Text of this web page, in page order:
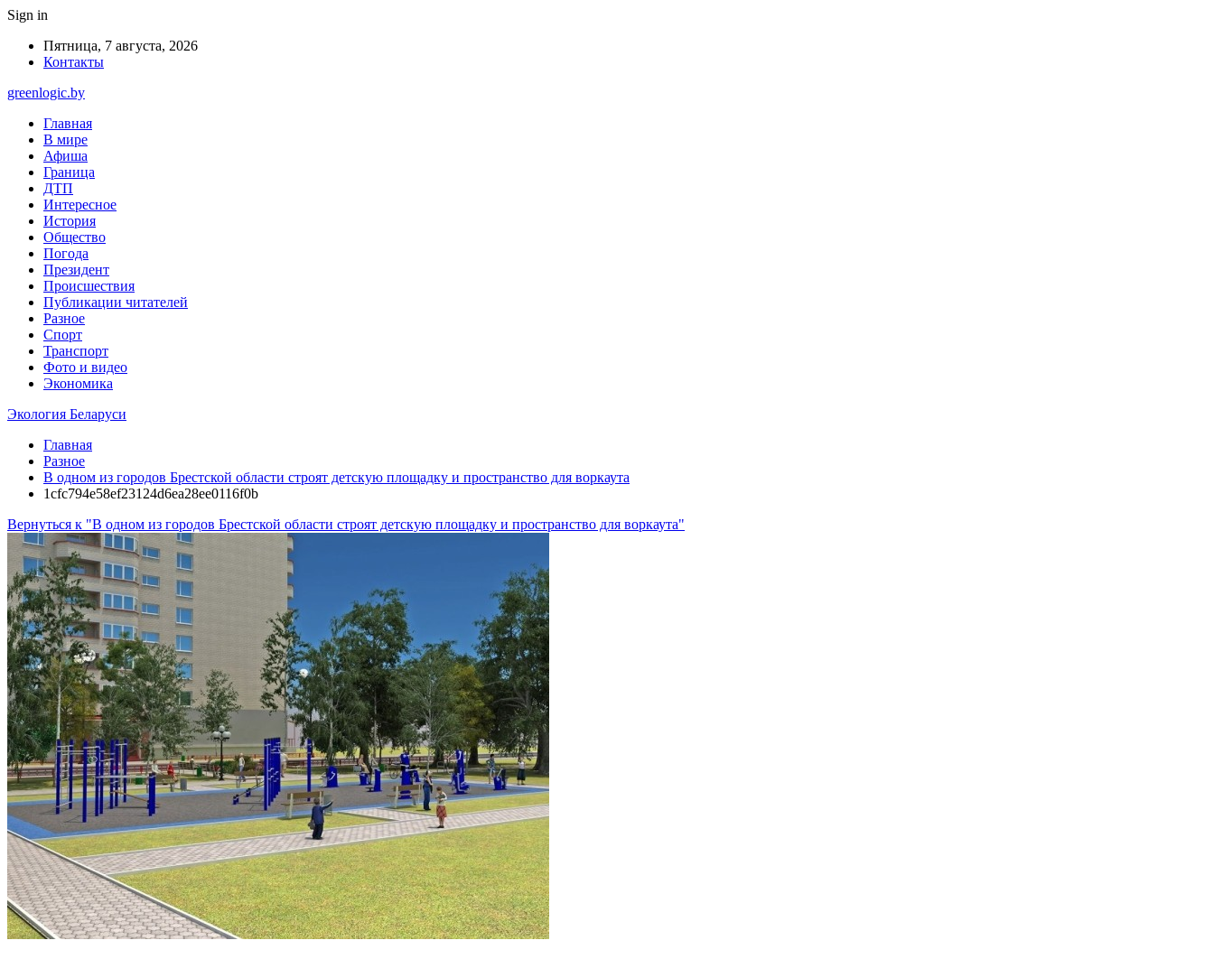
Sign in
Пятница, 7 августа, 2026
Контакты
greenlogic.by
Главная
В мире
Афиша
Граница
ДТП
Интересное
История
Общество
Погода
Президент
Происшествия
Публикации читателей
Разное
Спорт
Транспорт
Фото и видео
Экономика
Экология Беларуси
Главная
Разное
В одном из городов Брестской области строят детскую площадку и пространство для воркаута
1cfc794e58ef23124d6ea28ee0116f0b
Вернуться к "В одном из городов Брестской области строят детскую площадку и пространство для воркаута"